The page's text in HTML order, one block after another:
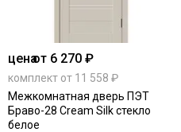
ценаот 6 270 ₽
комплект от 11 558 ₽
Межкомнатная дверь ПЭТ
Браво-28 Cream Silk стекло
белое